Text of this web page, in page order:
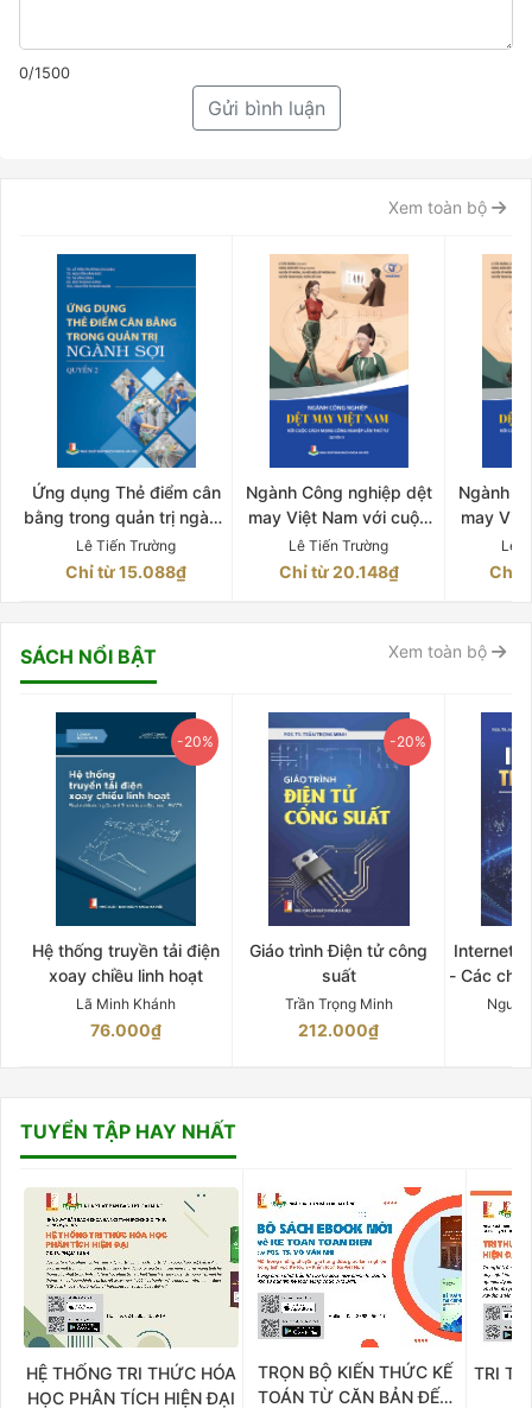
0/1500
Gửi bình luận
Xem toàn bộ
Ứng dụng Thẻ điểm cân
bằng trong quản trị ngành
sợi Quyển 2
Lê Tiến Trường
Chỉ từ 15.088₫
Ngành Công nghiệp dệt
may Việt Nam với cuộc
Cách mạng Công nghiệp
lần thứ tư Quyển 5
Lê Tiến Trường
Chỉ từ 20.148₫
Ngành
may
Cách
lần
Lê
Chỉ
SÁCH NỔI BẬT Xem toàn bộ
-20%
Hệ thống truyền tải điện
xoay chiều linh hoạt
Lã Minh Khánh
76.000₫
-20%
Giáo trình Điện tử công
suất
Trần Trọng Minh
212.000₫
Internet
- Các
TUYỂN TẬP HAY NHẤT
HỆ THỐNG TRI THỨC HÓA
HỌC PHÂN TÍCH HIỆN ĐẠI
TRỌN BỘ KIẾN THỨC KẾ
TOÁN TỪ CĂN BẢN ĐẾN
TRI